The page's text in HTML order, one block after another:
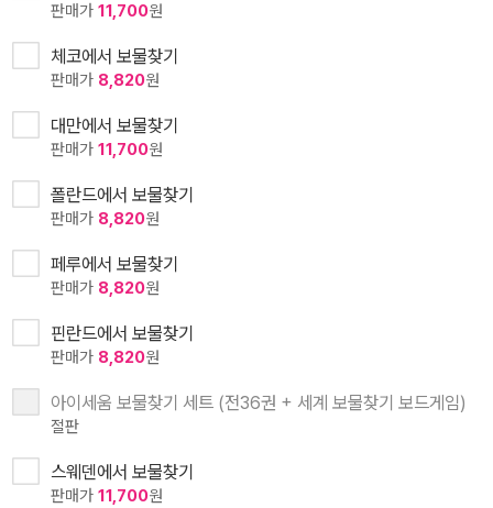
판매가 11,700원
체코에서 보물찾기
판매가 8,820원
대만에서 보물찾기
판매가 11,700원
폴란드에서 보물찾기
판매가 8,820원
페루에서 보물찾기
판매가 8,820원
핀란드에서 보물찾기
판매가 8,820원
아이세움 보물찾기 세트 (전36권 + 세계 보물찾기 보드게임)
절판
스웨덴에서 보물찾기
판매가 11,700원